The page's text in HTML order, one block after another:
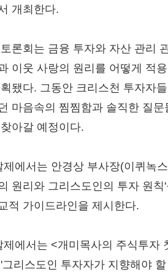
개최한다.
론회는 금융 투자와 자산 관리
이웃 사랑의 원리를 어떻게 적
됐다. 그동안 크리스천 투자자
마음속의 찜찜함과 솔직한 질
아갈 예정이다.
제에서는 안경상 부사장(이퀴녹
원리와 그리스도인의 투자 원
적 가이드라인을 제시한다.
제에서는 <개미목사의 주식투자
그리스도인 투자자가 지향해야